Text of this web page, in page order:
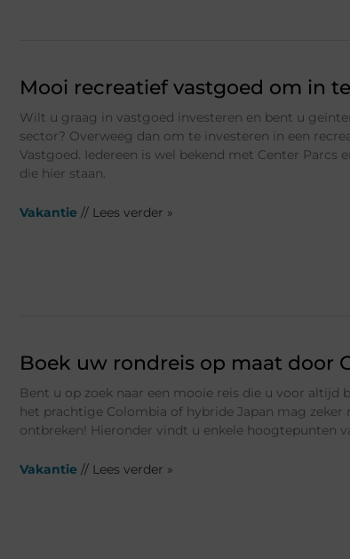
Mooi recreatief vastgoed om in
Wilt u graag in vastgoed investeren en bent u
sector? Overweeg dan om te investeren in een
Vastgoed. Iedereen is wel bekend met Center Parcs
die hier staan.
Vakantie // Lees verder »
Boek uw rondreis op maat door
Bent u op zoek naar een mooie reis die u voor altijd
het prachtige Colombia of hybride Japan mag zeker
ontbreken! Hieronder vindt u enkele hoogtepunten
Vakantie // Lees verder »